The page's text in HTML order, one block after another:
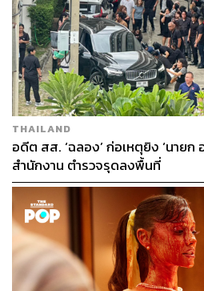
THAILAND
อดีต สส. ‘ฉลอง’ ก่อเหตุยิง ‘นายก
สำนักงาน ตำรวจรุดลงพื้นที่